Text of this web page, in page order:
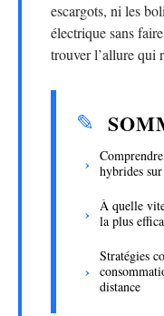
escargots, ni les
électrique sans
trouver l’allure qui
hybrides
À quelle
la plus
Stratégies
distance